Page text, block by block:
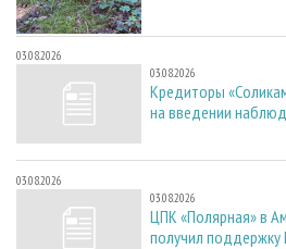
03.08.2026
03.08.2026
Кредиторы
на введении
03.08.2026
03.08.2026
ЦПК «Полярная» в
получил поддержку